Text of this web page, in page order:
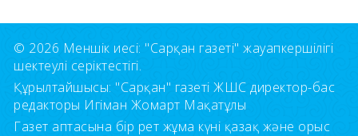
© 2026 Меншік иесі: "Сарқан газеті" жауапкершілігі
шектеулі серіктестігі.
Құрылтайшысы: "Сарқан" газеті ЖШС директор-бас
редакторы Игіман Жомарт Мақатұлы
Газет аптасына бір рет жұма күні қазақ және орыс